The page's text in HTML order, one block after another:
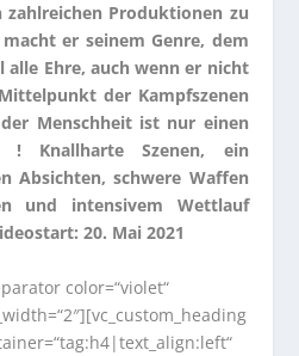
Produktionen zu
er seinem Genre, dem
Ehre, auch wenn er nicht
der Kampfszenen
Menschheit ist nur einen
! Knallharte Szenen, ein
Absichten, schwere Waffen
und intensivem Wettlauf
20. Mai 2021
color=“violet“